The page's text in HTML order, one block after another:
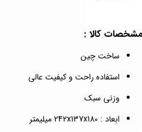
کالا :
ساخت چین
استفاده راحت و کیفیت عالی
وزنی سبک
ابعاد : 242x137x180 میلیمتر